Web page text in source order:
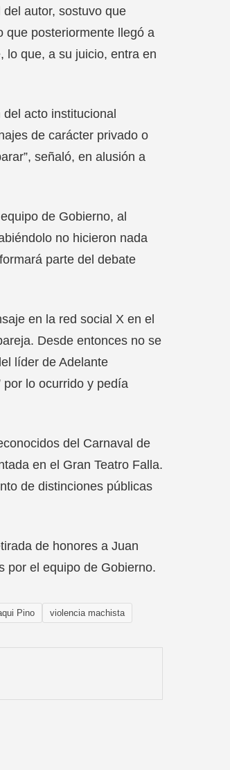
autor, sostuvo que
que posteriormente llegó a
lo que, a su juicio, entra en
acto institucional
de carácter privado o
señaló, en alusión a
de Gobierno, al
no hicieron nada
parte del debate
en la red social X en el
Desde entonces no se
líder de Adelante
por lo ocurrido y pedía
del Carnaval de
en el Gran Teatro Falla.
de distinciones públicas
de honores a Juan
por el equipo de Gobierno.
Pino violencia machista